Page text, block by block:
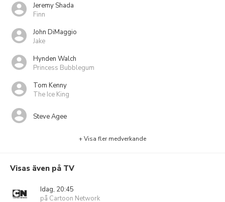
Jeremy Shada
Finn
John DiMaggio
Jake
Hynden Walch
Princess Bubblegum
Tom Kenny
The Ice King
Steve Agee
+ Visa fler medverkande
Visas även på TV
Idag, 20:45
på Cartoon Network